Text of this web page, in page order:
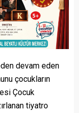
devam eden
çocukların
Çocuk
tiyatro